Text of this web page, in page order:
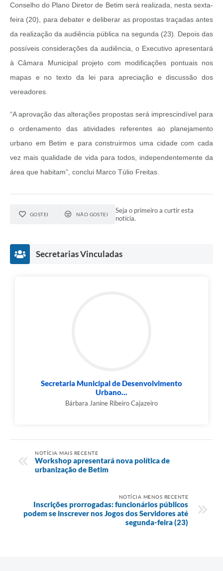
Conselho do Plano Diretor de Betim será realizada, nesta sexta-
feira (20), para debater e deliberar as propostas traçadas antes
da realização da audiência pública na segunda (23). Depois das
possíveis considerações da audiência, o Executivo apresentará
à Câmara Municipal projeto com modificações pontuais nos
mapas e no texto da lei para apreciação e discussão dos
vereadores.
“A aprovação das alterações propostas será imprescindível para
o ordenamento das atividades referentes ao planejamento
urbano em Betim e para construirmos uma cidade com cada
vez mais qualidade de vida para todos, independentemente da
área que habitam”, conclui Marco Túlio Freitas.
GOSTEI NÃO GOSTEI
Seja o primeiro a curtir esta
notícia.
Secretarias Vinculadas
Secretaria Municipal de Desenvolvimento
Urbano...
Bárbara Janine Ribeiro Cajazeiro
NOTÍCIA MAIS RECENTE
Workshop apresentará nova política de
urbanização de Betim
NOTÍCIA MENOS RECENTE
Inscrições prorrogadas: funcionários públicos
podem se inscrever nos Jogos dos Servidores até
segunda-feira (23)